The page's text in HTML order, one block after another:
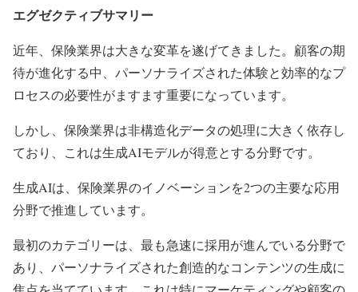
エグゼクティブサマリー
近年、保険業界は大きな変革を遂げてきました。顧客の期
待が進化する中、パーソナライズされた体験と効率的なプ
ロセスの必要性がますます重要になっています。
しかし、保険業界は非構造化データの処理に大きく依存し
ており、これは生成AIモデルが得意とする分野です。
生成AIは、保険業界のイノベーションを2つの主要な応用
分野で推進しています。
最初のカテゴリーは、最も急速に採用が進んでいる分野で
あり、パーソナライズされた創造的なコンテンツの生成に